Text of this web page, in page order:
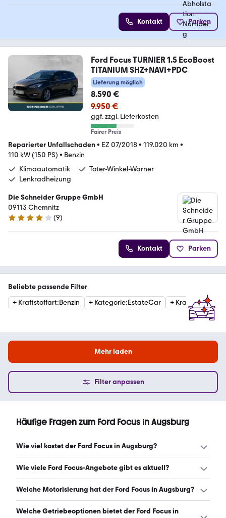
Kontakt Parken
Ford Focus TURNIER 1.5 EcoBoost
TITANIUM SHZ+NAVI+PDC
Lieferung möglich
8.590 €
9.950 €
ggf. zzgl. Lieferkosten
Fairer Preis
Reparierter Unfallschaden• EZ 07/2018• 119.020 km •
110 kW (150 PS) • Benzin
Klimaautomatik
Toter-Winkel-Warner
Lenkradheizung
Die Schneider Gruppe GmbH
09113 Chemnitz
4.1 Sterne
(9)
Kontakt Parken
Beliebte passende Filter
+ Kraftstoffart:Benzin + Kategorie:EstateCar + Kraftstoffart
Mehr laden
Filter anpassen
Häufige Fragen zum Ford Focus in Augsburg
Wie viel kostet der Ford Focus in Augsburg?
Ein guter Preis für einen Ford Focus in Augsburg liegt
Wie viele Ford Focus-Angebote gibt es aktuell?
Es gibt insgesamt 156 Ford Focus bei mobile.de, davon
Welche Motorisierung hat der Ford Focus in Augsburg?
Der Ford Focus in Augsburg hat Leistungen zwischen 101
Welche Getriebeoptionen bietet der Ford Focus in